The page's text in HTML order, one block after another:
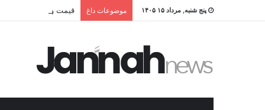
پنج شنبه, مرداد ۱۵ ۱۴۰۵ موضوعات داغ قیمت و خرید بهترین